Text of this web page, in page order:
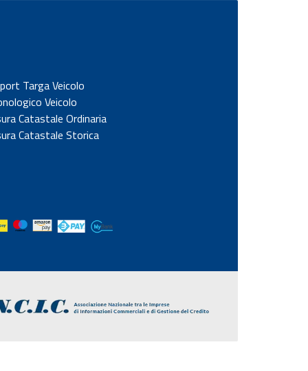
Targa Veicolo
Veicolo
Catastale Ordinaria
Catastale Storica